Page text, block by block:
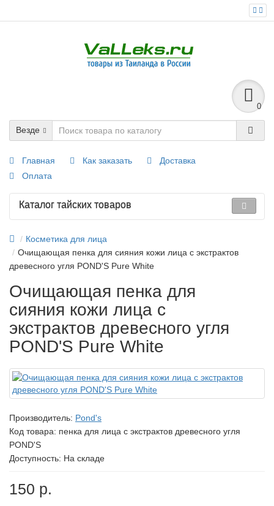
0
Везде
Главная Как заказать
Доставка
Оплата
Каталог тайских товаров
Косметика для лица
Очищающая пенка для сияния кожи лица с экстрактов
древесного угля POND'S Pure White
Очищающая пенка для
сияния кожи лица с
экстрактов древесного угля
POND'S Pure White
Производитель: Pond's
Код товара: пенка для лица с экстрактов древесного угля
POND'S
Доступность: На складе
150 р.